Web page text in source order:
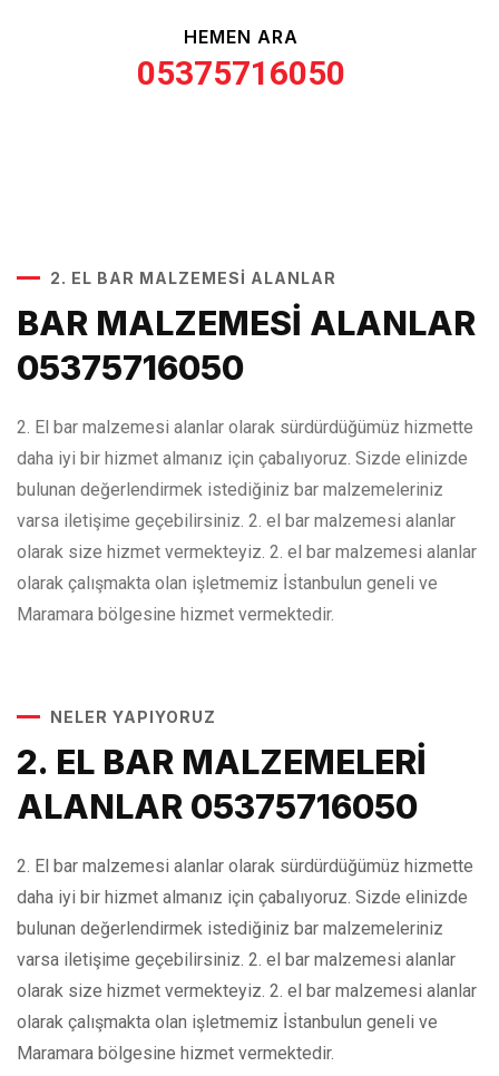
HEMEN ARA
05375716050
2. EL BAR MALZEMESİ ALANLAR
BAR MALZEMESİ ALANLAR
05375716050
2. El bar malzemesi alanlar olarak sürdürdüğümüz hizmette
daha iyi bir hizmet almanız için çabalıyoruz. Sizde elinizde
bulunan değerlendirmek istediğiniz bar malzemeleriniz
varsa iletişime geçebilirsiniz. 2. el bar malzemesi alanlar
olarak size hizmet vermekteyiz. 2. el bar malzemesi alanlar
olarak çalışmakta olan işletmemiz İstanbulun geneli ve
Maramara bölgesine hizmet vermektedir.
NELER YAPIYORUZ
2. EL BAR MALZEMELERİ
ALANLAR 05375716050
2. El bar malzemesi alanlar olarak sürdürdüğümüz hizmette
daha iyi bir hizmet almanız için çabalıyoruz. Sizde elinizde
bulunan değerlendirmek istediğiniz bar malzemeleriniz
varsa iletişime geçebilirsiniz. 2. el bar malzemesi alanlar
olarak size hizmet vermekteyiz. 2. el bar malzemesi alanlar
olarak çalışmakta olan işletmemiz İstanbulun geneli ve
Maramara bölgesine hizmet vermektedir.